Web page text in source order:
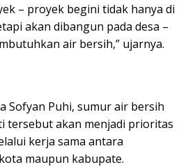
– proyek begini tidak hanya di
akan dibangun pada desa –
air bersih,” ujarnya.
Sofyan Puhi, sumur air bersih
tersebut akan menjadi prioritas
kerja sama antara
maupun kabupate.